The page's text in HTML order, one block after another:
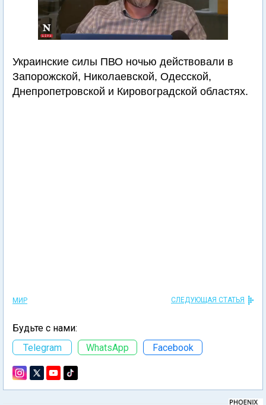
Украинские силы ПВО ночью действовали в
Запорожской, Николаевской, Одесской,
Днепропетровской и Кировоградской областях.
МИР СЛЕДУЮЩАЯ СТАТЬЯ
Будьте с нами:
Telegram
WhatsApp Facebook